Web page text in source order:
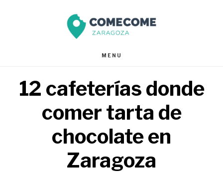
página
MENU
12 cafeterías donde
comer tarta de
chocolate en
Zaragoza